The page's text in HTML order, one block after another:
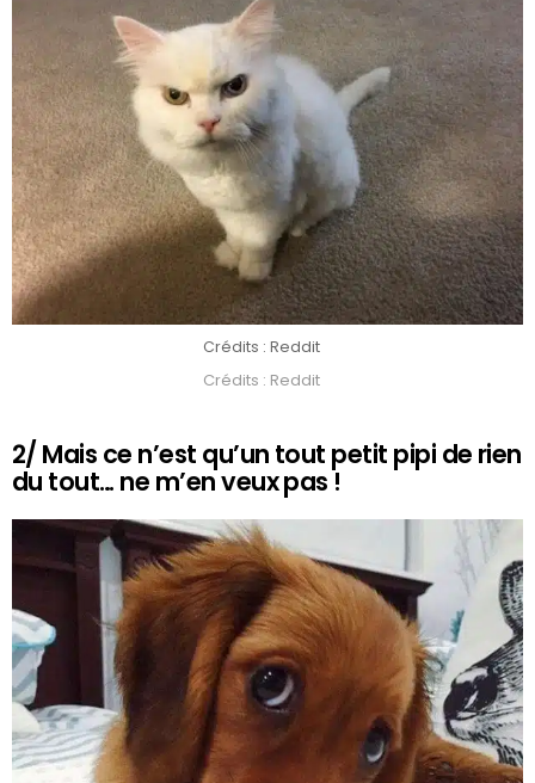
Crédits : Reddit
Crédits : Reddit
2/ Mais ce n’est qu’un tout petit pipi de rien
du tout… ne m’en veux pas !